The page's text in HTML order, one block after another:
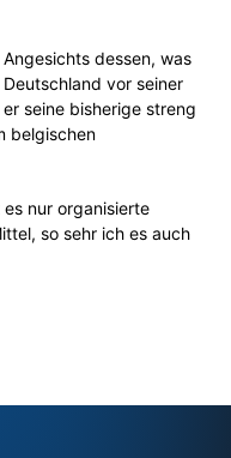
dessen, was
vor seiner
seine bisherige streng
belgischen
nur organisierte
so sehr ich es auch